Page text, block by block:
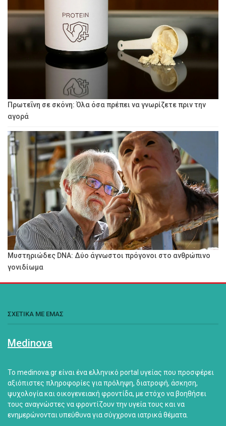
Πρωτεΐνη σε σκόνη: Όλα όσα πρέπει να γνωρίζετε πριν την
αγορά
Μυστηριώδες DNA: Δύο άγνωστοι πρόγονοι στο ανθρώπινο
γονιδίωμα
ΣΧΕΤΙΚΑ ΜΕ ΕΜΑΣ
Medinova
Το medinova.gr είναι ένα ελληνικό portal υγείας που προσφέρει
αξιόπιστες πληροφορίες για πρόληψη, διατροφή, άσκηση,
ψυχολογία και οικογενειακή φροντίδα, με στόχο να βοηθήσει
τους αναγνώστες να φροντίζουν την υγεία τους και να
ενημερώνονται υπεύθυνα για σύγχρονα ιατρικά θέματα.